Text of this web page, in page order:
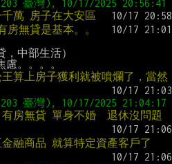
萬 房子在大安區
無貸是基本。。
中部生活）
算上房子獲利就被噴爛了，當然
房無貸 單身不婚  退休沒問題
融商品 就算特定資產客戶了